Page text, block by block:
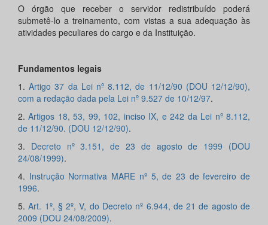
O órgão que receber o servidor redistribuído poderá
submetê-lo a treinamento, com vistas a sua adequação às
atividades peculiares do cargo e da Instituição.
Fundamentos legais
1.Artigo 37 da Lei nº 8.112, de 11/12/90 (DOU 12/12/90),
com a redação dada pela Lei nº 9.527 de 10/12/97.
2.Artigos 18, 53, 99, 102, inciso IX, e 242 da Lei nº 8.112,
de 11/12/90. (DOU 12/12/90).
3. Decreto nº 3.151, de 23 de agosto de 1999 (DOU
24/08/1999).
4. Instrução Normativa MARE nº 5, de 23 de fevereiro de
1996.
5.Art. 1º, § 2º, V, do Decreto nº 6.944, de 21 de agosto de
2009 (DOU 24/08/2009).